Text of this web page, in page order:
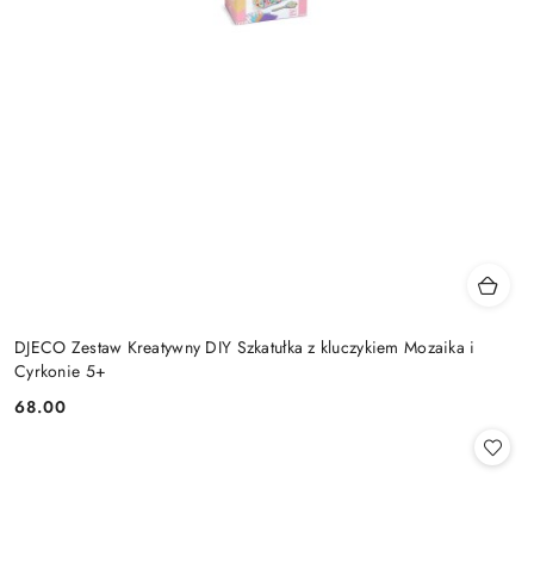
DJECO Zestaw Kreatywny DIY Szkatułka z kluczykiem Mozaika i
Cyrkonie 5+
Cena:
68.00